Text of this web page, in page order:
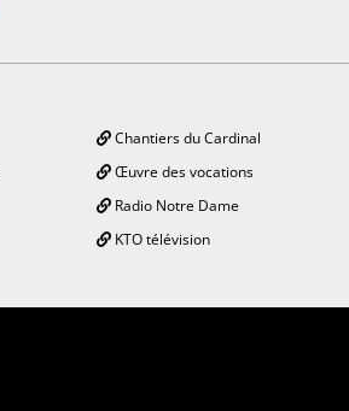
Chantiers du Cardinal
Œuvre des vocations
Radio Notre Dame
KTO télévision